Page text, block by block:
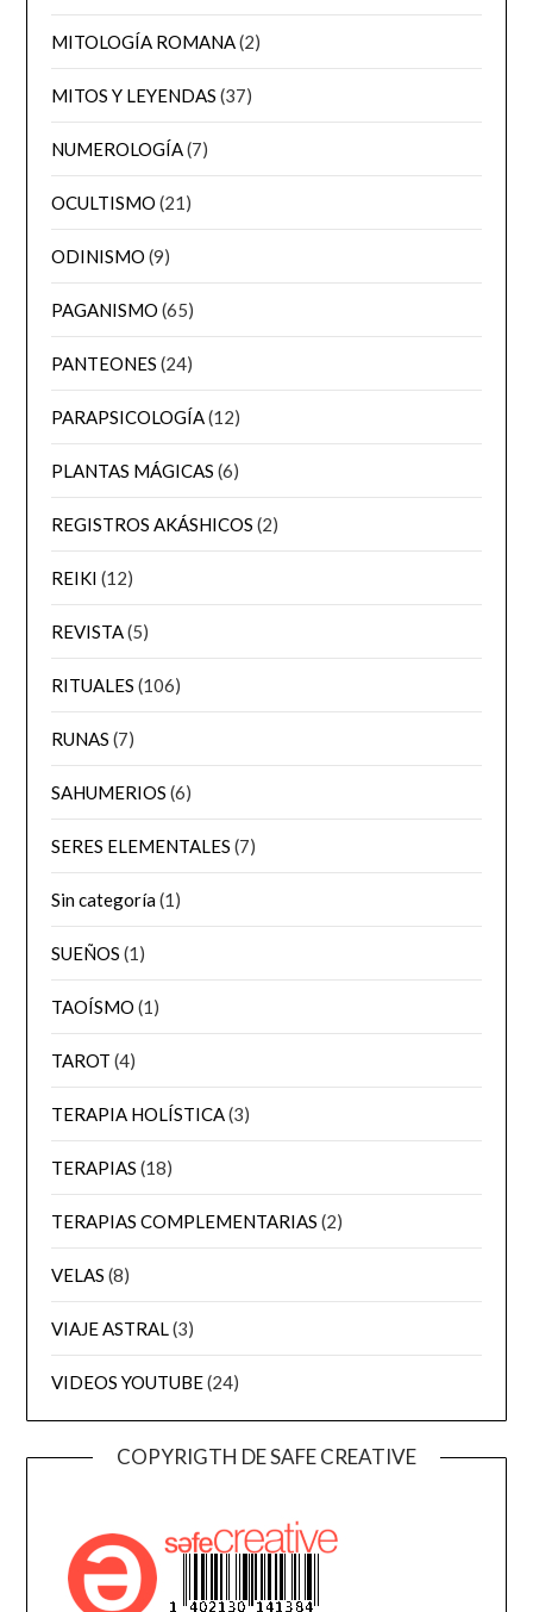
MITOLOGÍA ROMANA(2)
MITOS Y LEYENDAS (37)
NUMEROLOGÍA(7)
OCULTISMO (21)
ODINISMO (9)
PAGANISMO (65)
PANTEONES (24)
PARAPSICOLOGÍA(12)
PLANTAS MÁGICAS (6)
REGISTROS AKÁSHICOS (2)
REIKI (12)
REVISTA(5)
RITUALES (106)
RUNAS (7)
SAHUMERIOS (6)
SERES ELEMENTALES (7)
Sin categoría(1)
SUEÑOS (1)
TAOÍSMO (1)
TAROT (4)
TERAPIA HOLÍSTICA(3)
TERAPIAS (18)
TERAPIAS COMPLEMENTARIAS (2)
VELAS (8)
VIAJE ASTRAL(3)
VIDEOS YOUTUBE(24)
COPYRIGTH DE SAFE CREATIVE